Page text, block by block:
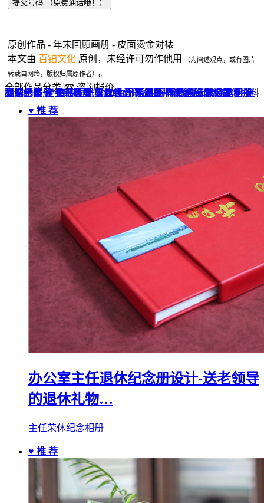
原创作品 - 年末回顾画册 - 皮面烫金对裱
本文由 百铂文化 原创，未经许可勿作他用
（为阐述观点，或有图片
转载自网络，版权归属原作者） 。
全部作品分类 ☎ 咨询报价
品牌全案 ▼ 宣传画册 VI+LOGO 企业刊物 包装设计 宣传物料
网站UI设计 导视设计 餐饮设计 酒店品牌设计 纪念相册 ▼
企业纪念册 聚会纪念册 毕业纪念册 领导/同事相册 成人礼相册
战友纪念册 个人影集 家庭/生日相册 旅行纪念册 精装定制 ▼
菜谱制作 企业邮册 光盘包装盒 高端楼书 家谱族谱 家具画册
♥ 推 荐
办公室主任退休纪念册设计-送老领导
的退休礼物…
主任荣休纪念相册
♥ 推 荐